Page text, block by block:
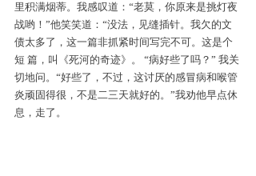
里积满烟蒂。我感叹道：“老莫，你原来是挑灯夜
战哟！”他笑笑道：“没法，见缝插针。我欠的文
债太多了，这一篇非抓紧时间写完不可。这是个
短 篇，叫
《死河的奇迹》。
“病好些了吗？” 我关
切地问。“好些了，不过，这讨厌的感冒病和喉管
炎顽固得很，不是二三天就好的。”我劝他早点休
息，走了。